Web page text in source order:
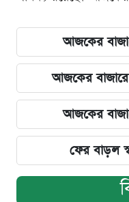
আজকের
আজকের
আজকের
ফের বাড়ল